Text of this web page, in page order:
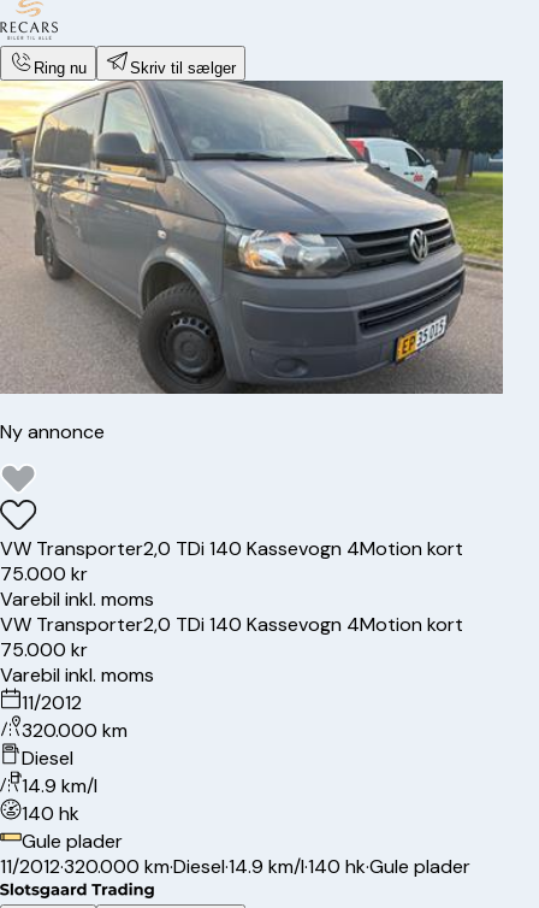
Ring nu Skriv til sælger
Ny annonce
VW Transporter2,0 TDi 140 Kassevogn 4Motion kort
75.000 kr
Varebil inkl. moms
VW Transporter2,0 TDi 140 Kassevogn 4Motion kort
75.000 kr
Varebil inkl. moms
11/2012
320.000 km
Diesel
14.9 km/l
140 hk
Gule plader
11/2012·320.000 km·Diesel·14.9 km/l·140 hk·Gule plader